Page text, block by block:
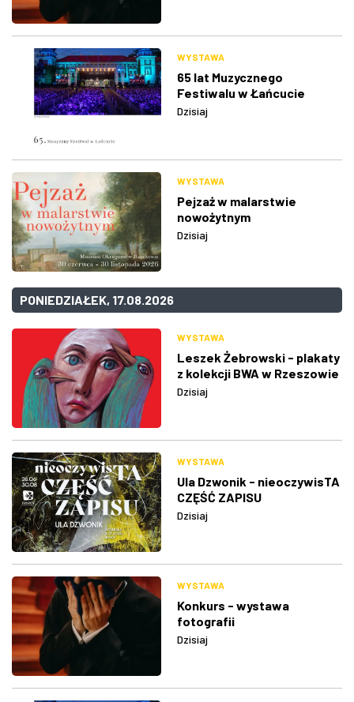
WYSTAWA
65 lat Muzycznego
Festiwalu w Łańcucie
Dzisiaj
WYSTAWA
Pejzaż w malarstwie
nowożytnym
Dzisiaj
PONIEDZIAŁEK, 17.08.2026
WYSTAWA
Leszek Żebrowski - plakaty
z kolekcji BWA w Rzeszowie
Dzisiaj
WYSTAWA
Ula Dzwonik - nieoczywisTA
CZĘŚĆ ZAPISU
Dzisiaj
WYSTAWA
Konkurs - wystawa
fotografii
Dzisiaj